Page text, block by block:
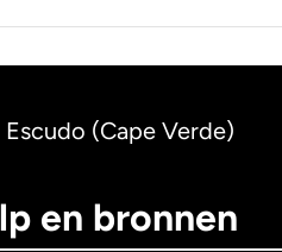
(Cape Verde)
en bronnen